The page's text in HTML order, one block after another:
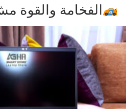
الفخامة والقوة